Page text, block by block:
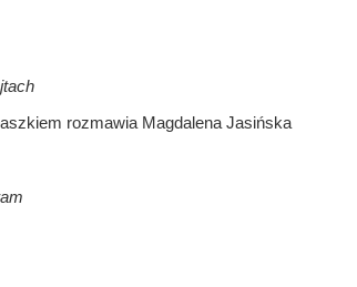
rozmawia Magdalena Jasińska